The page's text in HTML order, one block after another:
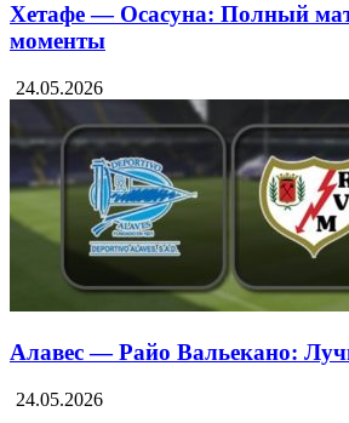
Хетафе — Осасуна: Полный
моменты
24.05.2026
Алавес — Райо Вальекано:
24.05.2026